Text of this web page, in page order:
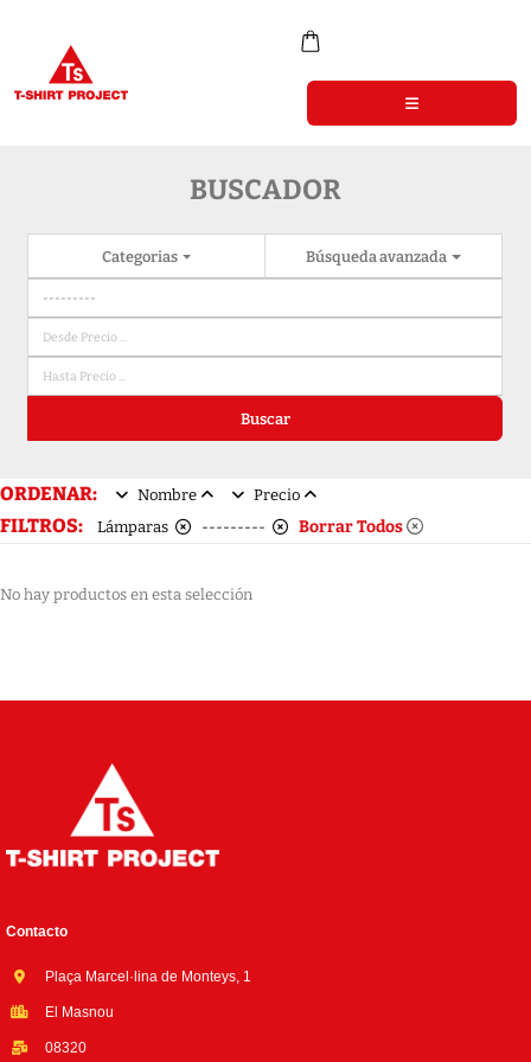
BUSCADOR
Categorias Búsqueda avanzada
Buscar
ORDENAR: Nombre Precio
FILTROS: Lámparas --------- Borrar Todos
No hay productos en esta selección
Contacto
Plaça Marcel·lina de Monteys, 1
El Masnou
08320